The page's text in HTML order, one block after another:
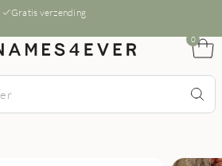
Gratis verzending
0